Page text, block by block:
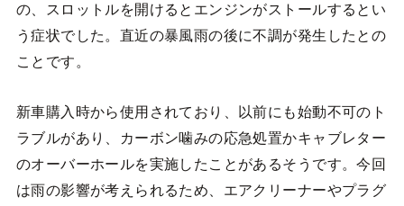
の、スロットルを開けるとエンジンがストールするとい
う症状でした。直近の暴風雨の後に不調が発生したとの
ことです。
新車購入時から使用されており、以前にも始動不可のト
ラブルがあり、カーボン噛みの応急処置かキャブレター
のオーバーホールを実施したことがあるそうです。今回
は雨の影響が考えられるため、エアクリーナーやプラグ